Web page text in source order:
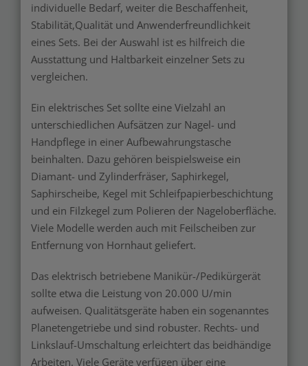
individuelle Bedarf, weiter die Beschaffenheit,
Stabilität,Qualität und Anwenderfreundlichkeit
eines Sets. Bei der Auswahl ist es hilfreich die
Ausstattung und Haltbarkeit einzelner Sets zu
vergleichen.
Ein elektrisches Set sollte eine Vielzahl an
unterschiedlichen Aufsätzen zur Nagel- und
Handpflege in einer Aufbewahrungstasche
beinhalten. Dazu gehören beispielsweise ein
Diamant- und Zylinderfräser, Saphirkegel,
Saphirscheibe, Kegel mit Schleifpapierbeschichtung
und ein Filzkegel zum Polieren der Nageloberfläche.
Viele Modelle werden auch mit Feilscheiben zur
Entfernung von Hornhaut geliefert.
Das elektrisch betriebene Manikür-/Pedikürgerät
sollte etwa die Leistung von 20.000 U/min
aufweisen. Qualitätsgeräte haben ein sogenanntes
Planetengetriebe und sind robuster. Rechts- und
Linkslauf-Umschaltung erleichtert das beidhändige
Arbeiten. Viele Geräte verfügen über eine